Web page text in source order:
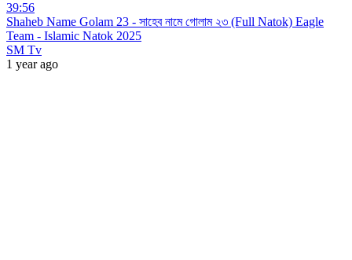
39:56
Shaheb Name Golam 23 - সাহেব নামে গোলাম ২৩ (Full Natok) Eagle
Team - Islamic Natok 2025
SM Tv
1 year ago